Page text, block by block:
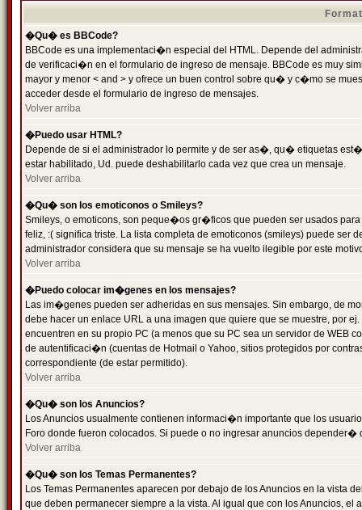
�Qu� es BBCode?
BBCode es una implementaci�n especial del HTML. Depende del
de verificaci�n en el formulario de ingreso de mensaje. BBCode es muy
mayor y menor < and > y ofrece un buen control sobre qu� y c�mo se
acceder desde el formulario de ingreso de mensajes.
Volver arriba
�Puedo usar HTML?
Depende de si el administrador lo permite y de ser as�, qu� etiquetas
estar habilitado, Ud. puede deshabilitarlo cada vez que crea un mensaje.
Volver arriba
�Qu� son los emoticonos o Smileys?
Smileys, o emoticons, son peque�os gr�ficos que pueden ser usados
feliz, :( significa triste. La lista completa de emoticonos (smileys) puede
administrador considera que su mensaje se ha vuelto ilegible por este
Volver arriba
�Puedo colocar im�genes en los mensajes?
Las im�genes pueden ser adheridas en sus mensajes. Sin embargo, de
debe hacer un enlace URL a una imagen que quiere que se muestre, por
encuentren en su propio PC (a menos que su PC sea un servidor de
de autentificaci�n (cuentas de Hotmail o Yahoo, sitios protegidos por
correspondiente (de estar permitido).
Volver arriba
�Qu� son los Anuncios?
Los Anuncios usualmente contienen informaci�n importante que los
Foro donde fueron colocados. Si puede o no ingresar anuncios
Volver arriba
�Qu� son los Temas Permanentes?
Los Temas Permanentes aparecen por debajo de los Anuncios en la
que deben permanecer siempre a la vista. Al igual que con los Anuncios,